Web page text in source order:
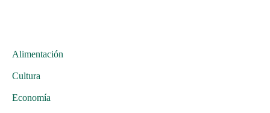
Alimentación
Cultura
Economía